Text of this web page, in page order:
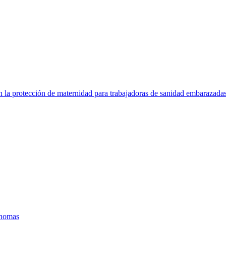
protección de maternidad para trabajadoras de sanidad